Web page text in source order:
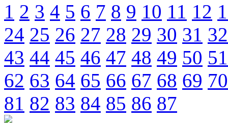
1 2 3 4 5 6 7 8 9 10 11 12
24 25 26 27 28 29 30 31 32
43 44 45 46 47 48 49 50 51
62 63 64 65 66 67 68 69 70
81 82 83 84 85 86 87